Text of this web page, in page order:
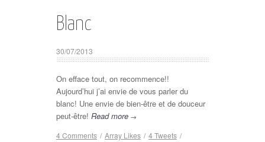
Blanc
30/07/2013
On efface tout, on recommence!!
Aujourd’hui j’ai envie de vous parler du
blanc! Une envie de bien-être et de douceur
peut-être! Read more →
4 Comments / Array Likes / 4Tweets /